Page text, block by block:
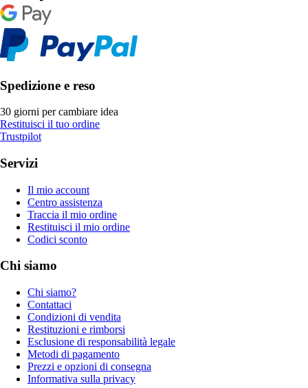
Spedizione e reso
30 giorni per cambiare idea
Restituisci il tuo ordine
Trustpilot
Servizi
Il mio account
Centro assistenza
Traccia il mio ordine
Restituisci il mio ordine
Codici sconto
Chi siamo
Chi siamo?
Contattaci
Condizioni di vendita
Restituzioni e rimborsi
Esclusione di responsabilità legale
Metodi di pagamento
Prezzi e opzioni di consegna
Informativa sulla privacy